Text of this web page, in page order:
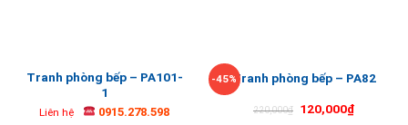
Tranh phòng bếp – PA101-
1
Liên hệ 0915.278.598
-45%Tranh phòng bếp – PA82
220,000₫ 120,000₫